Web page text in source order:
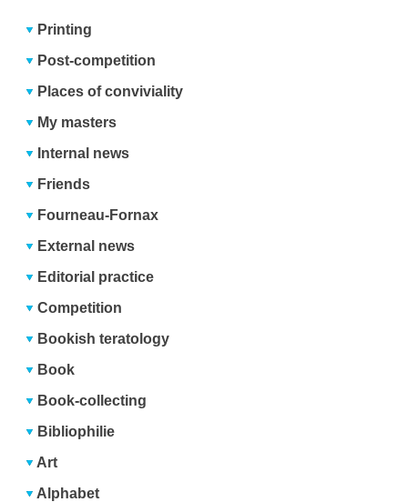
Printing
Post-competition
Places of conviviality
My masters
Internal news
Friends
Fourneau-Fornax
External news
Editorial practice
Competition
Bookish teratology
Book
Book-collecting
Bibliophilie
Art
Alphabet